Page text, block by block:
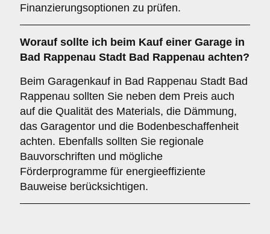
Finanzierungsoptionen zu prüfen.
Worauf sollte ich beim Kauf einer Garage in
Bad Rappenau Stadt Bad Rappenau achten?
Beim Garagenkauf in Bad Rappenau Stadt Bad
Rappenau sollten Sie neben dem Preis auch
auf die Qualität des Materials, die Dämmung,
das Garagentor und die Bodenbeschaffenheit
achten. Ebenfalls sollten Sie regionale
Bauvorschriften und mögliche
Förderprogramme für energieeffiziente
Bauweise berücksichtigen.